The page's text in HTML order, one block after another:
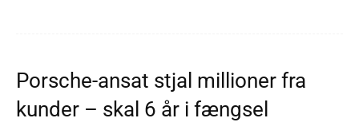
Porsche-ansat stjal millioner fra
kunder – skal 6 år i fængsel